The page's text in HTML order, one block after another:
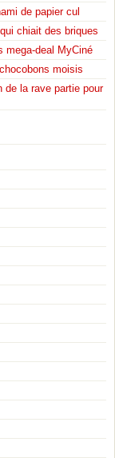
de papier cul
chiait des briques
mega-deal MyCiné
moisis
de la rave partie pour